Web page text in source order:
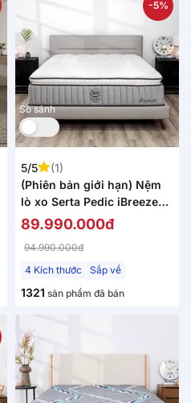
So sánh
-5%
5/5
(1)
(Phiên bản giới hạn) Nệm
lò xo Serta Pedic iBreeze
cao cấp làm mát linh hoạt
89.990.000đ
94.990.000đ
4 Kích thước
Sắp về
1321 sản phẩm đã bán